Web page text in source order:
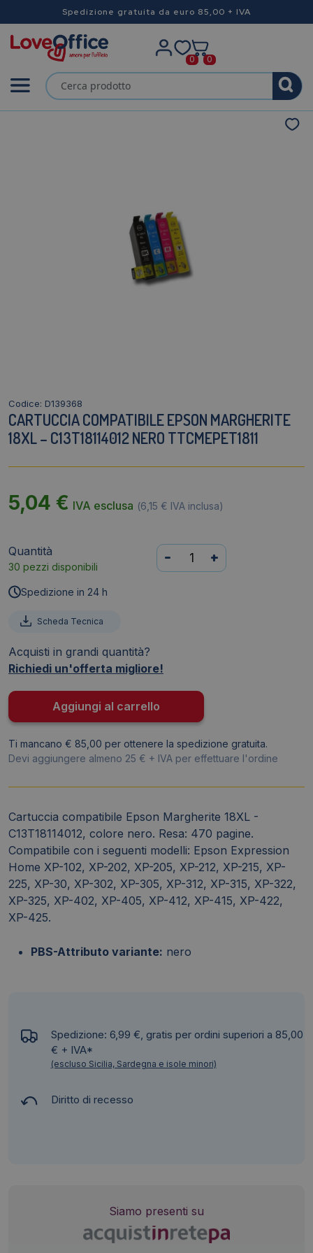
Spedizione gratuita da euro 85,00 + IVA
0 0
Codice: D139368
CARTUCCIA COMPATIBILE EPSON MARGHERITE
18XL – C13T18114012 NERO TTCMEPET1811
5,04 € IVA esclusa (6,15 € IVA inclusa)
Quantità
30 pezzi disponibili
Cartuccia
compatibile
nero
quantità
- +
Spedizione in 24 h
Scheda Tecnica
Acquisti in grandi quantità?
Richiedi un'offerta migliore!
Aggiungi al carrello
Ti mancano € 85,00 per ottenere la spedizione gratuita.
Devi aggiungere almeno 25 € + IVA per effettuare l'ordine
Cartuccia compatibile Epson Margherite 18XL -
C13T18114012, colore nero. Resa: 470 pagine.
Compatibile con i seguenti modelli: Epson Expression
Home XP-102, XP-202, XP-205, XP-212, XP-215, XP-
225, XP-30, XP-302, XP-305, XP-312, XP-315, XP-322,
XP-325, XP-402, XP-405, XP-412, XP-415, XP-422,
XP-425.
PBS-Attributo variante: nero
Spedizione: 6,99 €, gratis per ordini superiori a 85,00
€ + IVA*
(escluso Sicilia, Sardegna e isole minori)
Diritto di recesso
Siamo presenti su